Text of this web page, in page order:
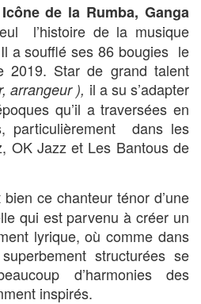
de la Rumba, Ganga
l’histoire de la musique
a soufflé ses 86 bougies le
2019. Star de grand talent
arrangeur ), il a su s’adapter
qu’il a traversées en
particulièrement dans les
OK Jazz et Les Bantous de
bien ce chanteur ténor d’une
qui est parvenu à créer un
lyrique, où comme dans
structurées se
d’harmonies des
inspirés.